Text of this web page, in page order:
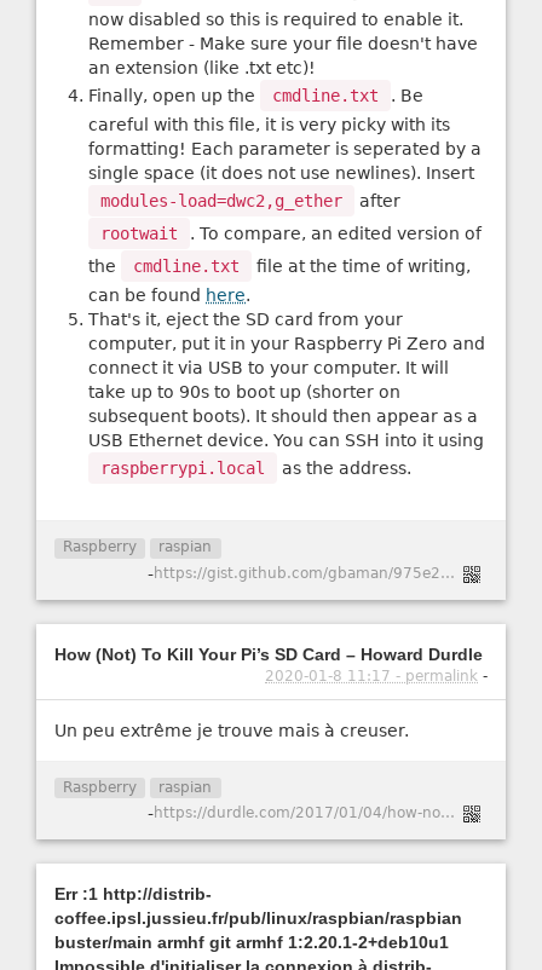
now disabled so this is required to enable it.
Remember - Make sure your file doesn't have
an extension (like .txt etc)!
Finally, open up the
cmdline.txt
. Be
careful with this file, it is very picky with its
formatting! Each parameter is seperated by a
single space (it does not use newlines). Insert
modules-load=dwc2,g_ether
after
rootwait
. To compare, an edited version of
the
cmdline.txt
file at the time of writing,
can be found here.
That's it, eject the SD card from your
computer, put it in your Raspberry Pi Zero and
connect it via USB to your computer. It will
take up to 90s to boot up (shorter on
subsequent boots). It should then appear as a
USB Ethernet device. You can SSH into it using
raspberrypi.local
as the address.
Raspberry raspian
- https://gist.github.com/gbaman/975e2db164b3ca2b51ae11e45e8fd40a
How (Not) To Kill Your Pi’s SD Card – Howard Durdle
2020-01-8 11:17 - permalink -
Un peu extrême je trouve mais à creuser.
Raspberry raspian
- https://durdle.com/2017/01/04/how-not-to-kill-your-pis-sd-card/
Err :1 http://distrib-
coffee.ipsl.jussieu.fr/pub/linux/raspbian/raspbian
buster/main armhf git armhf 1:2.20.1-2+deb10u1